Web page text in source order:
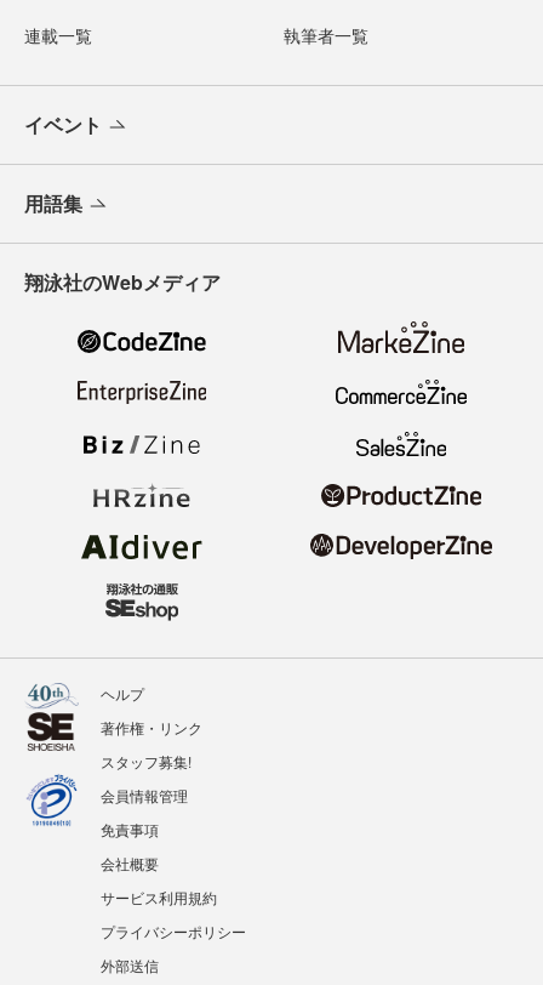
連載一覧 執筆者一覧
イベント
用語集
翔泳社のWebメディア
ヘルプ
著作権・リンク
スタッフ募集!
会員情報管理
免責事項
会社概要
サービス利用規約
プライバシーポリシー
外部送信